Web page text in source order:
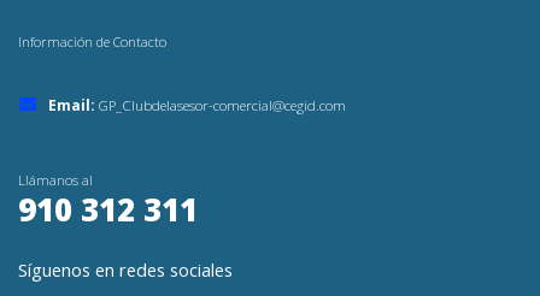
Información de Contacto
Email: GP_Clubdelasesor-comercial@cegid.com
Llámanos al
910 312 311
Síguenos en redes sociales